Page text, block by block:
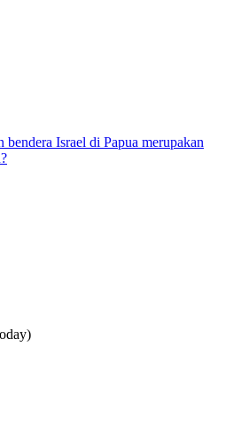
bendera Israel di Papua merupakan